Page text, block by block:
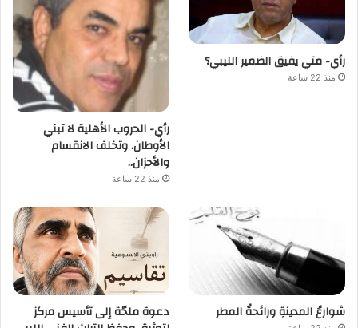
رأي- متي يفيق الضمير الليبي؟
منذ 22 ساعة
رأي- الحروب الأهلية لا تبني
الأوطان. وتخلف الانقسام
والأحزان..
منذ 22 ساعة
شوارعُ المدينةِ ورائحةُ المطر
دعوة ملحّة إلى تأسيس مركز